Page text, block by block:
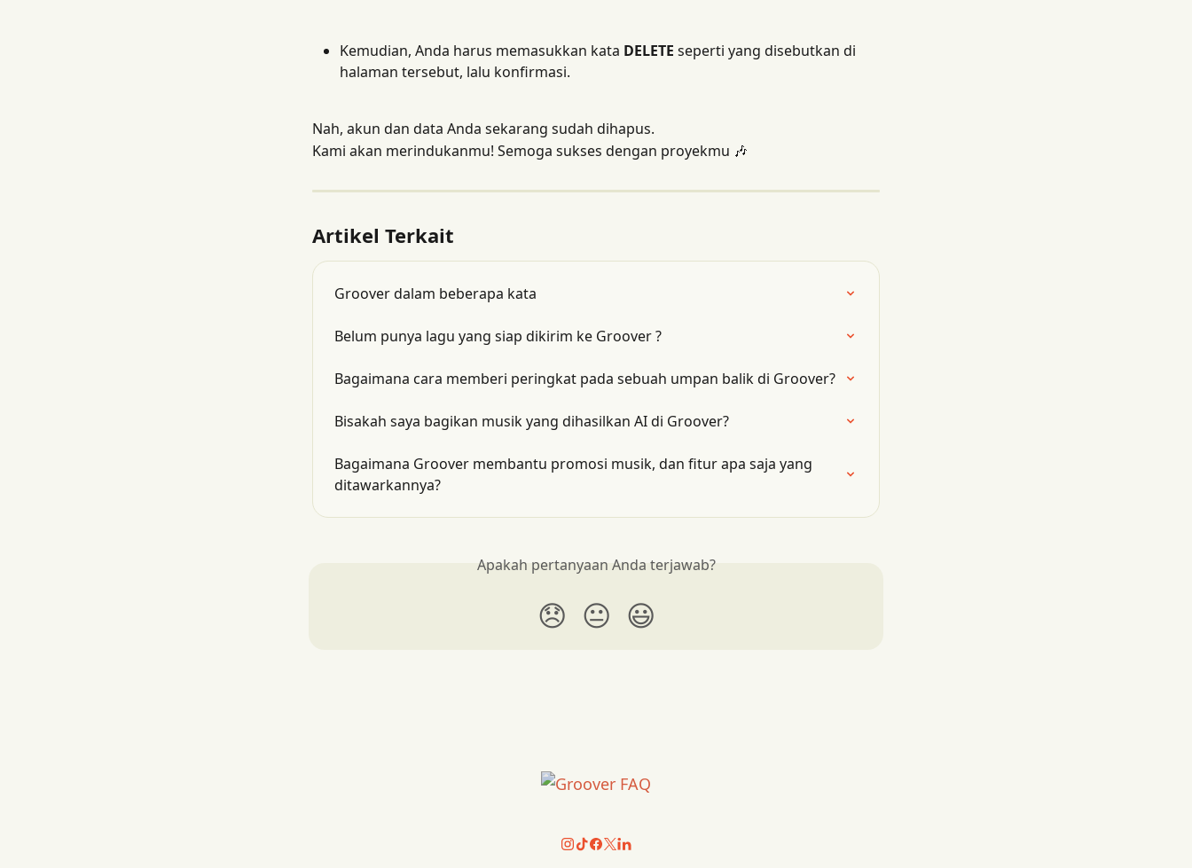
Kemudian, Anda harus memasukkan kata DELETE seperti yang disebutkan di
halaman tersebut, lalu konfirmasi.
Nah, akun dan data Anda sekarang sudah dihapus.
Kami akan merindukanmu! Semoga sukses dengan proyekmu 🎶
Artikel Terkait
Groover dalam beberapa kata
Belum punya lagu yang siap dikirim ke Groover ?
Bagaimana cara memberi peringkat pada sebuah umpan balik di Groover?
Bisakah saya bagikan musik yang dihasilkan AI di Groover?
Bagaimana Groover membantu promosi musik, dan fitur apa saja yang
ditawarkannya?
Apakah pertanyaan Anda terjawab?
😞 😐 😃